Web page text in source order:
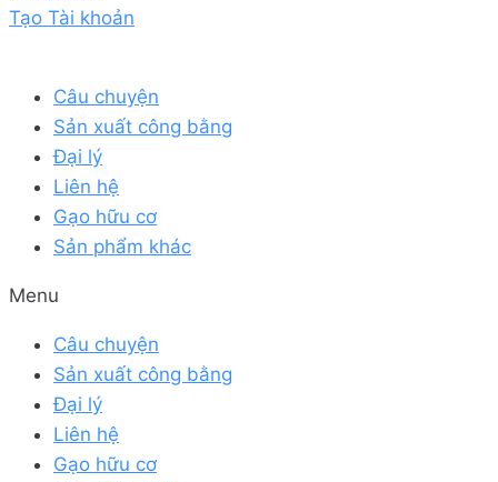
Tạo Tài khoản
Câu chuyện
Sản xuất công bằng
Đại lý
Liên hệ
Gạo hữu cơ
Sản phẩm khác
Menu
Câu chuyện
Sản xuất công bằng
Đại lý
Liên hệ
Gạo hữu cơ